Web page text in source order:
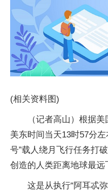
(相关资料图)
（记者高山）根据
美东时间当天13时57分
号”载人绕月飞行任务打
创造的人类距离地球最远
这是从执行“阿耳忒